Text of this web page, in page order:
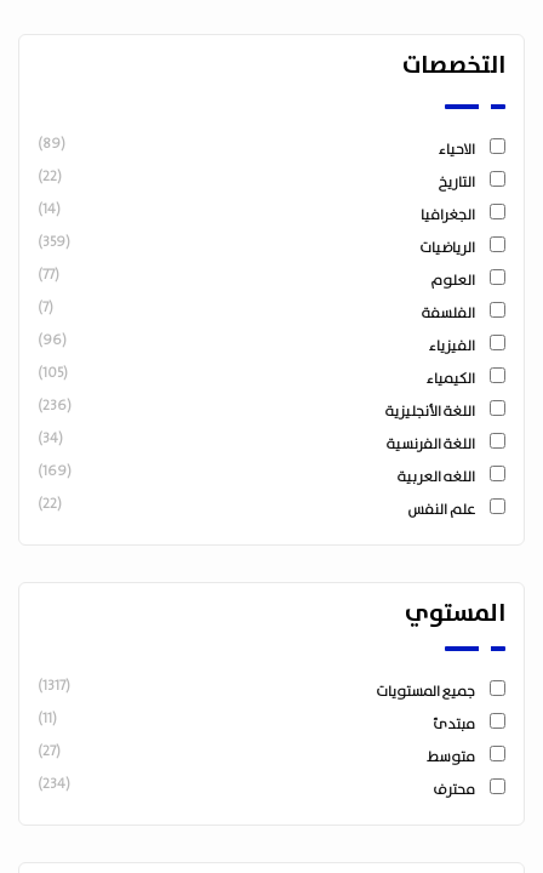
التخصصات
الاحياء
(89)
التاريخ
(22)
الجغرافيا
(14)
الرياضيات
(359)
العلوم
(77)
الفلسفة
(7)
الفيزياء
(96)
الكيمياء
(105)
اللغة الأنجليزية
(236)
اللغة الفرنسية
(34)
اللغه العربية
(169)
علم النفس
(22)
المستوي
جميع المستويات
(1317)
مبتدئ
(11)
متوسط
(27)
محترف
(234)